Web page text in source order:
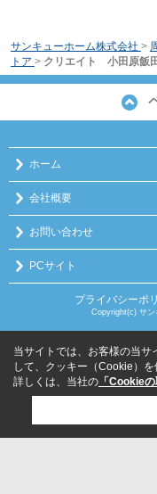
サンキューホーム株式会社 >
トア > クリエイト 小田原飯
ホーム
会社概要
お問い合わせ
PCサイト
プライバシーポ
Copyright(c) サン
当サイトでは、お客様の当サ
して、クッキー（Cookie）を
詳しくは、当社の 「Cookie